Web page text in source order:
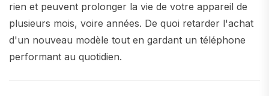
rien et peuvent prolonger la vie de votre appareil de
plusieurs mois, voire années. De quoi retarder l'achat
d'un nouveau modèle tout en gardant un téléphone
performant au quotidien.